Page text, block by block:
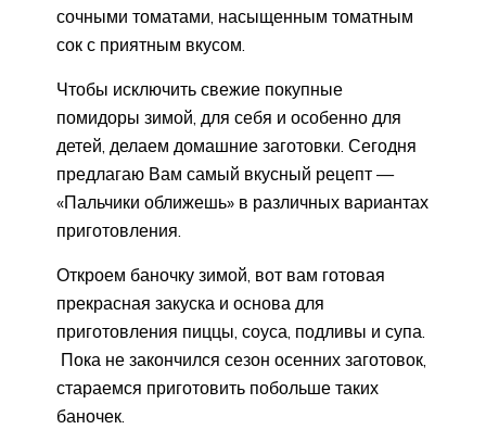
сочными томатами, насыщенным томатным
сок с приятным вкусом.
Чтобы исключить свежие покупные
помидоры зимой, для себя и особенно для
детей, делаем домашние заготовки. Сегодня
предлагаю Вам самый вкусный рецепт —
«Пальчики оближешь» в различных вариантах
приготовления.
Откроем баночку зимой, вот вам готовая
прекрасная закуска и основа для
приготовления пиццы, соуса, подливы и супа.
Пока не закончился сезон осенних заготовок,
стараемся приготовить побольше таких
баночек.